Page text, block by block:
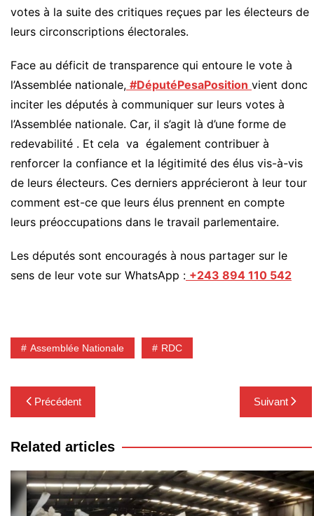
votes à la suite des critiques reçues par les électeurs de
leurs circonscriptions électorales.
Face au déficit de transparence qui entoure le vote à
l’Assemblée nationale, #DéputéPesaPosition vient donc
inciter les députés à communiquer sur leurs votes à
l’Assemblée nationale. Car, il s’agit là d’une forme de
redevabilité . Et cela va également contribuer à
renforcer la confiance et la légitimité des élus vis-à-vis
de leurs électeurs. Ces derniers apprécieront à leur tour
comment est-ce que leurs élus prennent en compte
leurs préoccupations dans le travail parlementaire.
Les députés sont encouragés à nous partager sur le
sens de leur vote sur WhatsApp : +243 894 110 542
Assemblée Nationale RDC
Navigation
de
l’article
Précédent Suivant
Related articles